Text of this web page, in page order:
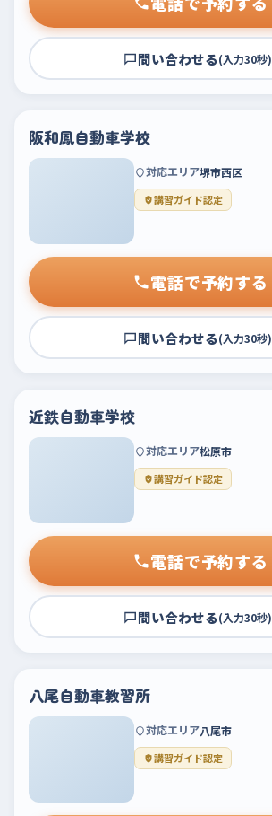
問い合わせる(入力30秒)
阪和鳳自動車学校
対応エリア堺市西区
講習ガイド認定
電話で予約する
問い合わせる(入力30秒)
近鉄自動車学校
対応エリア松原市
講習ガイド認定
電話で予約する
問い合わせる(入力30秒)
八尾自動車教習所
対応エリア八尾市
講習ガイド認定